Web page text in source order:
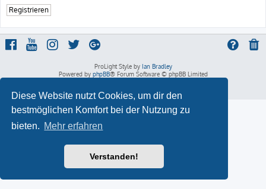
Diese Website nutzt Cookies, um dir den
bestmöglichen Komfort bei der Nutzung zu
bieten. Mehr erfahren
Verstanden!
Registrieren
ProLight Style by Ian Bradley
Powered by phpBB® Forum Software © phpBB Limited